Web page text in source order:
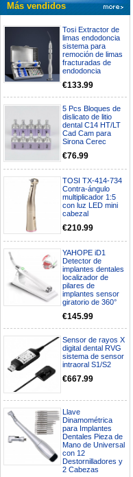
Más vendidos
Tosi Extractor de
limas endodoncia
sistema para
remoción de limas
fracturadas de
endodoncia
€133.99
5 Pcs Bloques de
dislicato de litio
dental C14 HT/LT
Cad Cam para
Sirona Cerec
€76.99
TOSI TX-414-734
Contra-ángulo
multiplicador 1:5
con luz LED mini
cabezal
€210.99
YAHOPE iD1
Detector de
implantes dentales
localizador de
pilares de
implantes sensor
giratorio de 360°
€145.99
Sensor de rayos X
digital dental RVG
sistema de sensor
intraoral S1/S2
€667.99
Llave
Dinamométrica
para Implantes
Dentales Pieza de
Mano de Universal
con 12
Destornilladores y
2 Cabezas
Boa noite gostaria de saber se
seria possível entrega em
Portugal e quanto tempo no
máximo demoraria pra a morada
av Francisco Sá Carneiro n40
5430-423 Valpacos do seguinte
produto - Motor eléctrico dental
inalámbrico IPR pieza de mano
ortodoncia y pulido 2 en 1.
Rita
29/07/2026
Mi formulario de pedido: S /
N.2026060712980804 ,
BUENOS DIAS CUANDO
RECIBIRE MI PEDIDO,
GRACIAS
clinicadentalcunit
11/06/2026
Hola buenos días respecto al
Artículo. DDE0032580